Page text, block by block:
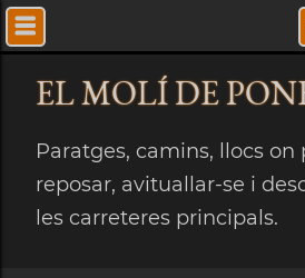
EL MOLÍDE
Paratges, camins, llocs on
reposar, avituallar-se i
les carreteres principals.